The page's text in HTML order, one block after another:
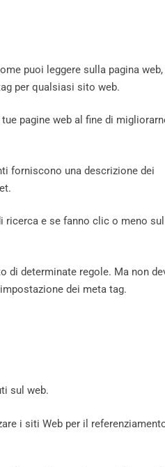
puoi leggere sulla pagina web,
per qualsiasi sito web.
pagine web al fine di
forniscono una descrizione dei
ricerca e se fanno clic o meno sul
di determinate regole. Ma non
dei meta tag.
sul web.
i siti Web per il